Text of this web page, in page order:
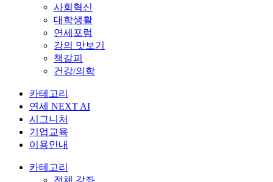
사회혁신
대학생활
연세포럼
강의 맛보기
책갈피
건강/의학
카테고리
연세 NEXT AI
시그니처
기업교육
이용안내
카테고리
전체 강좌